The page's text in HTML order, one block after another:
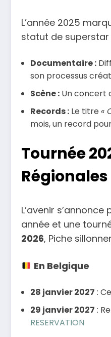
L’année 2025
statut de superstar
Documentaire :
son processus
Scène : Un concert
Records : Le titre «
mois, un record
Tournée
Régionales
L’avenir
année et une
2026, Piche
En Belgique
28 janvier 2027 :
29 janvier 2027 :
RESERVATION